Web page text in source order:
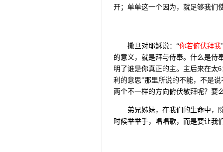
开；单单这一个因为，就足够我们
撒旦对耶稣说：“你若俯伏拜我
的意义，就是拜与侍奉。什么是侍
明了谁是你真正的主。主后来在太6
利的意思”那里所说的不能，不是
两个不一样的方向俯伏敬拜呢？要
弟兄姊妹，在我们的生命中，
时候举举手，唱唱歌，而是要让我